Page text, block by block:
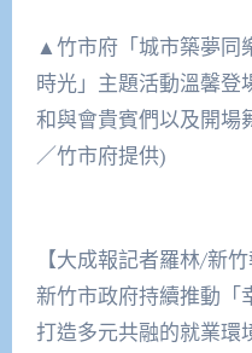
▲竹市府「城市築夢同
時光」主題活動溫馨登
和與會貴賓們以及開場
／竹市府提供)
【大成報記者羅林/新竹
新竹市政府持續推動「
打造多元共融的就業環